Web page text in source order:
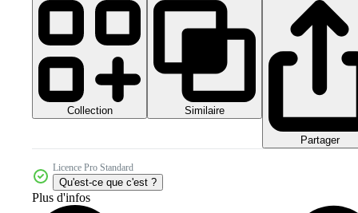
Collection Similaire
Partager
Licence Pro Standard
Qu'est-ce que c'est ?
Plus d'infos